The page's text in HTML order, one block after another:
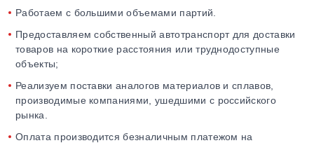
Работаем с большими объемами партий.
Предоставляем собственный автотранспорт для доставки
товаров на короткие расстояния или труднодоступные
объекты;
Реализуем поставки аналогов материалов и сплавов,
производимые компаниями, ушедшими с российского
рынка.
Оплата производится безналичным платежом на